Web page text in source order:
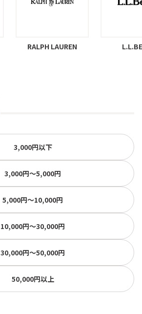
RALPH LAUREN
3,000円以下
3,000円〜5,000円
5,000円〜10,000円
10,000円〜30,000円
30,000円〜50,000円
50,000円以上